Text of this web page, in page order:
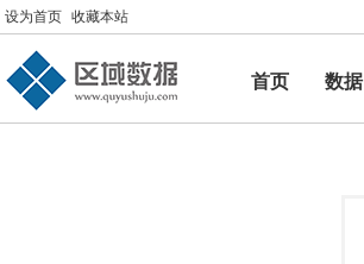
设为首页 收藏本站
首页 数据
帮助